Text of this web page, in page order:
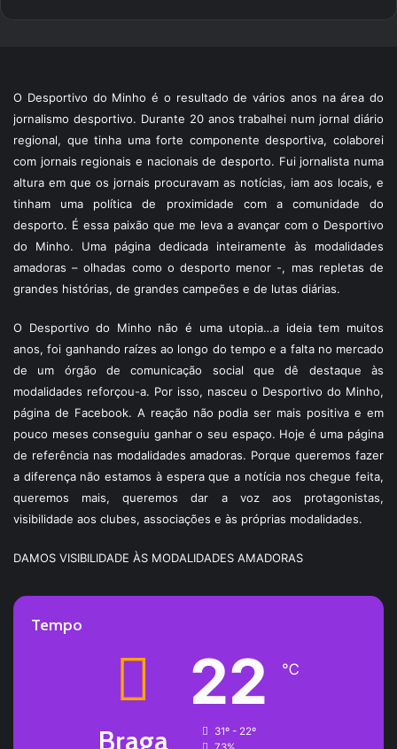
O Desportivo do Minho é o resultado de vários anos na área do
jornalismo desportivo. Durante 20 anos trabalhei num jornal diário
regional, que tinha uma forte componente desportiva, colaborei
com jornais regionais e nacionais de desporto. Fui jornalista numa
altura em que os jornais procuravam as notícias, iam aos locais, e
tinham uma política de proximidade com a comunidade do
desporto. É essa paixão que me leva a avançar com o Desportivo
do Minho. Uma página dedicada inteiramente às modalidades
amadoras – olhadas como o desporto menor -, mas repletas de
grandes histórias, de grandes campeões e de lutas diárias.
O Desportivo do Minho não é uma utopia…a ideia tem muitos
anos, foi ganhando raízes ao longo do tempo e a falta no mercado
de um órgão de comunicação social que dê destaque às
modalidades reforçou-a. Por isso, nasceu o Desportivo do Minho,
página de Facebook. A reação não podia ser mais positiva e em
pouco meses conseguiu ganhar o seu espaço. Hoje é uma página
de referência nas modalidades amadoras. Porque queremos fazer
a diferença não estamos à espera que a notícia nos chegue feita,
queremos mais, queremos dar a voz aos protagonistas,
visibilidade aos clubes, associações e às próprias modalidades.
DAMOS VISIBILIDADE ÀS MODALIDADES AMADORAS
Tempo
Braga
22 ℃
31º - 22º